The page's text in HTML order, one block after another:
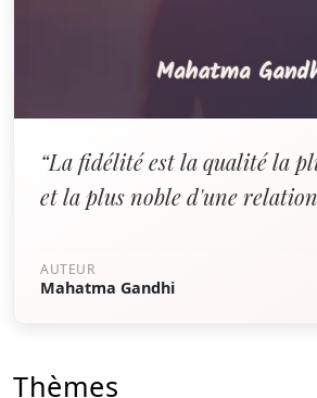
“La fidélité est la qualité la
et la plus noble d'une
AUTEUR
Mahatma Gandhi
Thèmes